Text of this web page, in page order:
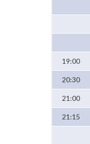
19:00
20:30
21:00
21:15